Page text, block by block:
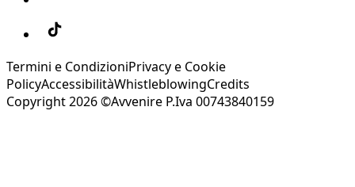
Termini e CondizioniPrivacy e Cookie
PolicyAccessibilitàWhistleblowingCredits
Copyright 2026 ©Avvenire P.Iva 00743840159